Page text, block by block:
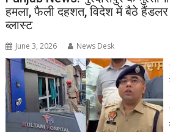
हमला, फैली दहशत, विदेश में बैठे हैंडलर
ब्लास्ट
June 3, 2026 News Desk